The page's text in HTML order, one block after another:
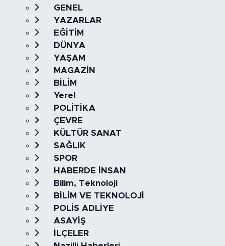
GENEL
YAZARLAR
EĞİTİM
DÜNYA
YAŞAM
MAGAZİN
BİLİM
Yerel
POLİTİKA
ÇEVRE
KÜLTÜR SANAT
SAĞLIK
SPOR
HABERDE İNSAN
Bilim, Teknoloji
BİLİM VE TEKNOLOJİ
POLİS ADLİYE
ASAYİŞ
İLÇELER